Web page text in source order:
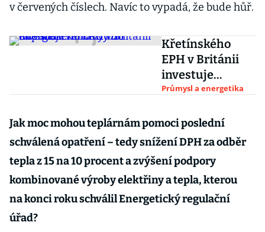
v červených číslech. Navíc to vypadá, že bude hůř.
Křetínského
EPH v Británii
investuje
miliardy do
využití odpadů
Průmysl a energetika
Jak moc mohou teplárnám pomoci poslední
schválená opatření – tedy snížení DPH za odběr
tepla z 15 na 10 procent a zvýšení podpory
kombinované výroby elektřiny a tepla, kterou
na konci roku schválil Energetický regulační
úřad?